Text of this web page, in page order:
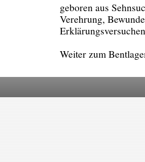
geboren aus
Verehrung,
Weiter zum